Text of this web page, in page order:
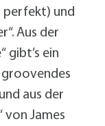
perfekt) und
Aus der
gibt’s ein
aus der
von James